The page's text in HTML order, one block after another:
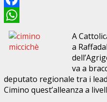
Facebook
WhatsApp
A
a
va a
deputato regionale tra i
Cimino quest’alleanza a